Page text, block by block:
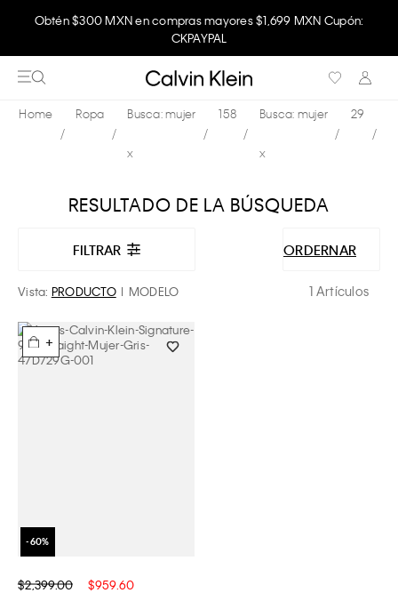
Obtén $300 MXN en compras mayores $1,699 MXN Cupón:
CKPAYPAL
Ropa Busca: mujer
x
158 Busca: mujer
x
29
RESULTADO DE LA BÚSQUEDA
FILTRAR ORDERNAR
Vista: PRODUCTO MODELO 1 Artículos
+
$2,399.00 $959.60